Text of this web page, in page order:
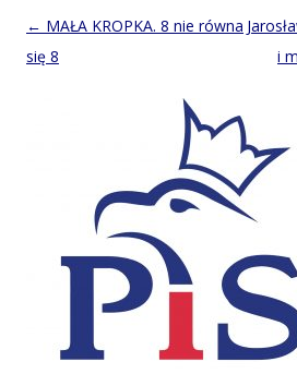
Post
navigation
← MAŁA KROPKA. 8 nie równa
się 8
i